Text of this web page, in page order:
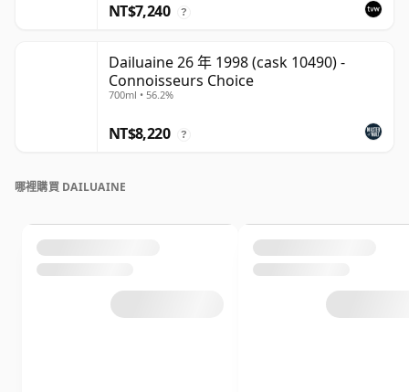
NT$7,240 ?
Dailuaine 26 年 1998 (cask 10490) -
Connoisseurs Choice
700ml • 56.2%
NT$8,220 ?
哪裡購買 DAILUAINE